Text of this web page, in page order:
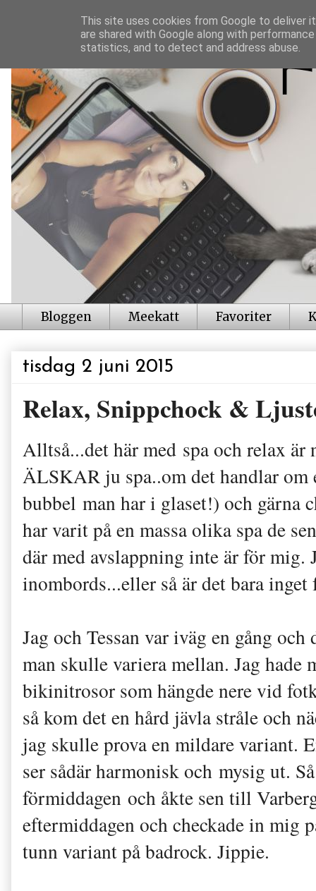
Bloggen Meekatt Favoriter
tisdag 2 juni 2015
Relax, Snippchock &
Alltså...det här med spa och relax
ÄLSKAR ju spa..om det handlar
bubbel man har i glaset!) och gärna
har varit på en massa olika spa de
där med avslappning inte är för mig.
inombords...eller så är det bara
Jag och Tessan var iväg en gång
man skulle variera mellan. Jag hade
bikinitrosor som hängde nere vid
så kom det en hård jävla stråle och
jag skulle prova en mildare variant.
ser sådär harmonisk och mysig ut.
förmiddagen och åkte sen till
eftermiddagen och checkade in mig
tunn variant på badrock. Jippie.
This site uses cookies from Google to deliver
are shared with Google along with
statistics, and to detect and address abuse.